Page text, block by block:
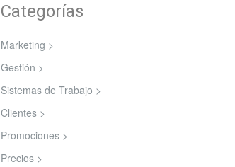
Categorías
Marketing >
Gestión >
Sistemas de Trabajo >
Clientes >
Promociones >
Precios >